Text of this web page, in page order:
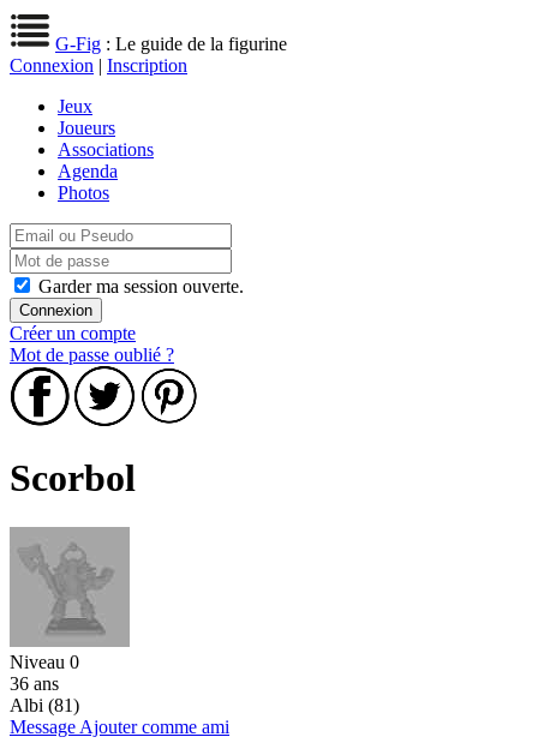
G-Fig : Le guide de la figurine
Connexion | Inscription
Jeux
Joueurs
Associations
Agenda
Photos
Garder ma session ouverte.
Créer un compte
Mot de passe oublié ?
Scorbol
Niveau 0
36 ans
Albi (81)
Message Ajouter comme ami